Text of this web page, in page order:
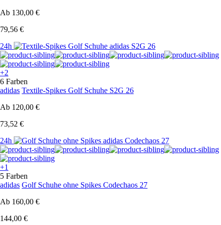
Ab 130,00 €
79,56 €
24h
+2
6 Farben
adidas Textile-Spikes Golf Schuhe S2G 26
Ab 120,00 €
73,52 €
24h
+1
5 Farben
adidas Golf Schuhe ohne Spikes Codechaos 27
Ab 160,00 €
144,00 €